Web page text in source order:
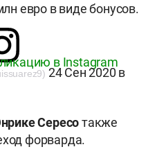
евро в виде бонусов.
в Instagram
24 Сен 2020 в
Сересотакже
форварда.